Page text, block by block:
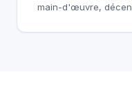
main-d'œuvre,